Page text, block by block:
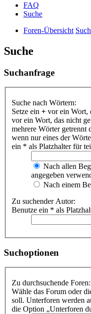
FAQ
Suche
Foren-Übersicht
Suche
Suchanfrage
Suche nach Wörtern:
Setze ein + vor ein Wort,
vor ein Wort, das nicht
mehrere Wörter getrennt
wenn nur eines der
ein * als Platzhalter für
Nach allen
angegeben
Nach einem
Zu suchender Autor:
Benutze ein * als
Suchoptionen
Zu durchsuchende Foren:
Wähle das Forum oder
soll. Unterforen werden
die Option „Unterforen